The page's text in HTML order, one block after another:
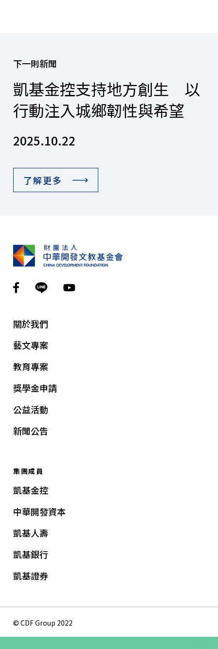
下一則新聞
凱基金控支持地方創生 以
行動注入城鄉韌性與希望
2025.10.22
了解更多
關於我們
藝文專案
教育專案
獎學金申請
公益活動
新聞公告
集團成員
凱基金控
中華開發資本
凱基人壽
凱基銀行
凱基證券
© CDF Group 2022